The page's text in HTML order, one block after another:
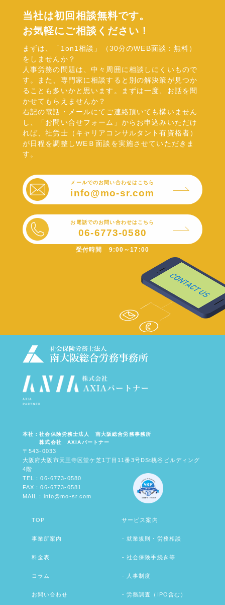
お問い合わせ
取り組み
当社は初回相談無料です。
お気軽にご相談ください！
まずは、「1on1相談」（30分のWEB面談：無料）
をしませんか？
人事労務の問題は、中々周囲に相談しにくいもので
す。また、専門家に相談すると別の解決策が見つか
ることも多いかと思います。まずは一度、お話を聞
かせてもらえませんか？
右記の電話・メールにてご連絡頂いても構いません
し、「お問い合せフォーム」からお申込みいただけ
れば、社労士（キャリアコンサルタント有資格者）
が日程を調整しWEＢ面談を実施させていただきま
す。
メールでのお問い合わせはこちら
info@mo-sr.com
お電話でのお問い合わせはこちら
06-6773-0580
受付時間 9:00～17:00
本社：社会保険労務士法人 南大阪総合労務事務所
株式会社 AXIAパートナー
〒543-0033
大阪府大阪市天王寺区堂ケ芝1丁目11番3号DSt桃谷ビルディング
4階
TEL：06-6773-0580
FAX：06-6773-0581
MAIL：info@mo-sr.com
TOP
事業所案内
料金表
コラム
お問い合わせ
サービス案内
就業規則・労務相談
社会保険手続き等
人事制度
労務調査（IPO含む）